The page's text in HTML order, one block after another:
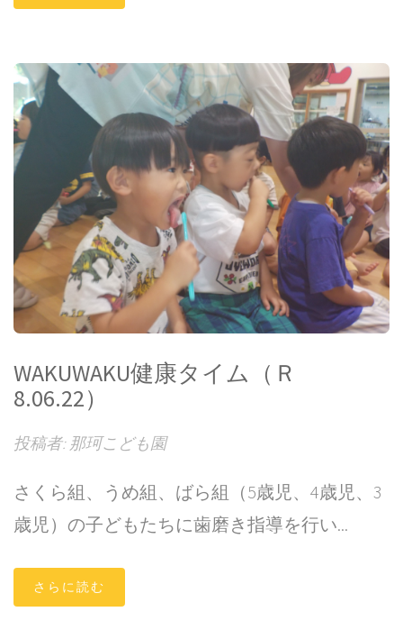
WAKUWAKU健康タイム（Ｒ
8.06.22）
投稿者: 那珂こども園
さくら組、うめ組、ばら組（5歳児、4歳児、3
歳児）の子どもたちに歯磨き指導を行い...
さらに読む